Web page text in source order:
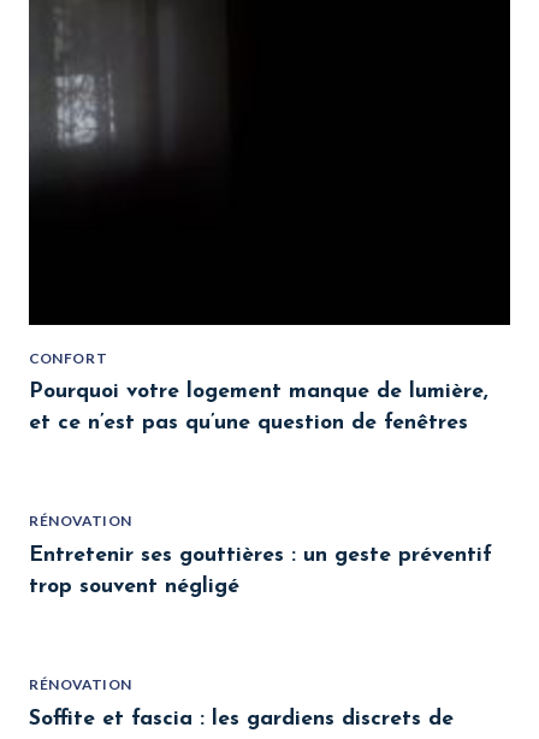
CONFORT
Pourquoi votre logement manque de lumière,
et ce n’est pas qu’une question de fenêtres
RÉNOVATION
Entretenir ses gouttières : un geste préventif
trop souvent négligé
RÉNOVATION
Soffite et fascia : les gardiens discrets de